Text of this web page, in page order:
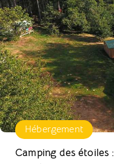
Hébergement
Camping des étoiles